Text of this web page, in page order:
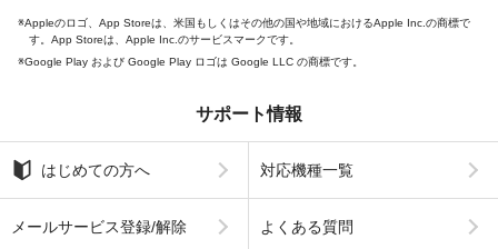
Appleのロゴ、App Storeは、米国もしくはその他の国や地域におけるApple Inc.の商標で
す。App Storeは、Apple Inc.のサービスマークです。
Google Play および Google Play ロゴは Google LLC の商標です。
サポート情報
はじめての方へ 対応機種一覧
メールサービス登録/解除 よくある質問